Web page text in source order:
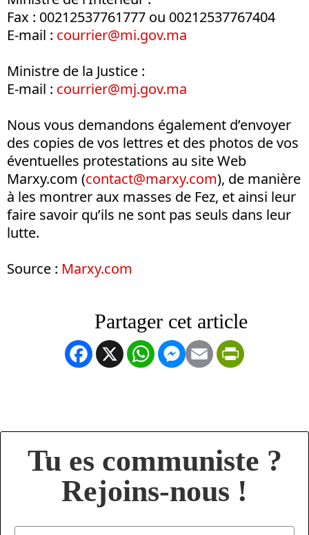
Fax : 00212537761777 ou 00212537767404
E-mail : courrier@mi.gov.ma
Ministre de la Justice :
E-mail : courrier@mj.gov.ma
Nous vous demandons également d’envoyer
des copies de vos lettres et des photos de vos
éventuelles protestations au site Web
Marxy.com (contact@marxy.com), de manière
à les montrer aux masses de Fez, et ainsi leur
faire savoir qu’ils ne sont pas seuls dans leur
lutte.
Source : Marxy.com
Facebook
X WhatsApp
Messenger
Email
Tu es communiste ?
Rejoins-nous !